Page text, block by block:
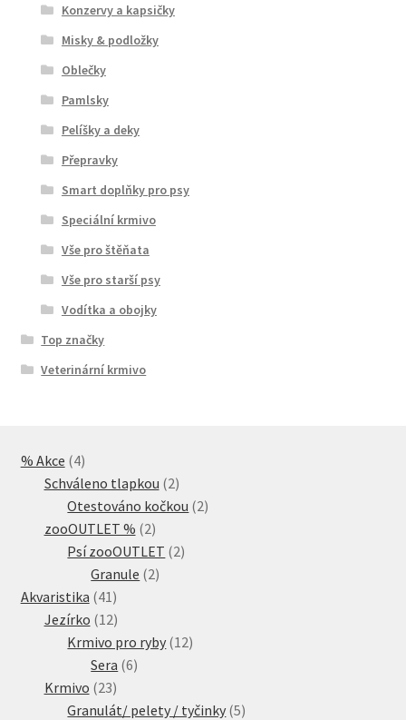
Konzervy a kapsičky
Misky & podložky
Oblečky
Pamlsky
Pelíšky a deky
Přepravky
Smart doplňky pro psy
Speciální krmivo
Vše pro štěňata
Vše pro starší psy
Vodítka a obojky
Top značky
Veterinární krmivo
% Akce 44
produkty
Schváleno tlapkou 22
produkty
Otestováno kočkou 22
zooOUTLET % 22
produkty
Psí zooOUTLET 22
Granule 22
Akvaristika 41 41
produktů
Jezírko 1212
produktů
Krmivo pro ryby 1212
Sera 66
Krmivo 2323
produktů
Granulát/ pelety / tyčinky 55